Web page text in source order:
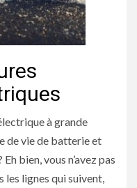
à grande
de vie de batterie et
bien, vous n’avez pas
les lignes qui suivent,